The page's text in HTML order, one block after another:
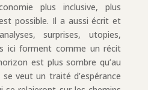
plus inclusive, plus
possible. Il a aussi écrit et
surprises, utopies,
ici forment comme un récit
est plus sombre qu’au
veut un traité d’espérance